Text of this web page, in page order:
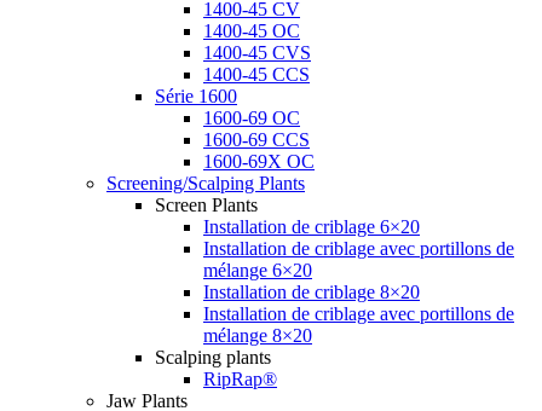
1400-45 CV
1400-45 OC
1400-45 CVS
1400-45 CCS
Série 1600
1600-69 OC
1600-69 CCS
1600-69X OC
Screening/Scalping Plants
Screen Plants
Installation de criblage 6×20
Installation de criblage avec portillons de
mélange 6×20
Installation de criblage 8×20
Installation de criblage avec portillons de
mélange 8×20
Scalping plants
RipRap®
Jaw Plants